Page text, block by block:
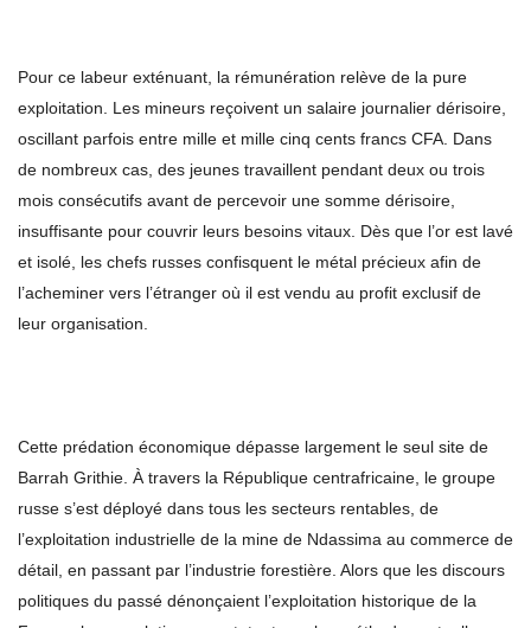
Pour ce labeur exténuant, la rémunération relève de la pure
exploitation. Les mineurs reçoivent un salaire journalier dérisoire,
oscillant parfois entre mille et mille cinq cents francs CFA. Dans
de nombreux cas, des jeunes travaillent pendant deux ou trois
mois consécutifs avant de percevoir une somme dérisoire,
insuffisante pour couvrir leurs besoins vitaux. Dès que l’or est lavé
et isolé, les chefs russes confisquent le métal précieux afin de
l’acheminer vers l’étranger où il est vendu au profit exclusif de
leur organisation.
Cette prédation économique dépasse largement le seul site de
Barrah Grithie. À travers la République centrafricaine, le groupe
russe s’est déployé dans tous les secteurs rentables, de
l’exploitation industrielle de la mine de Ndassima au commerce de
détail, en passant par l’industrie forestière. Alors que les discours
politiques du passé dénonçaient l’exploitation historique de la